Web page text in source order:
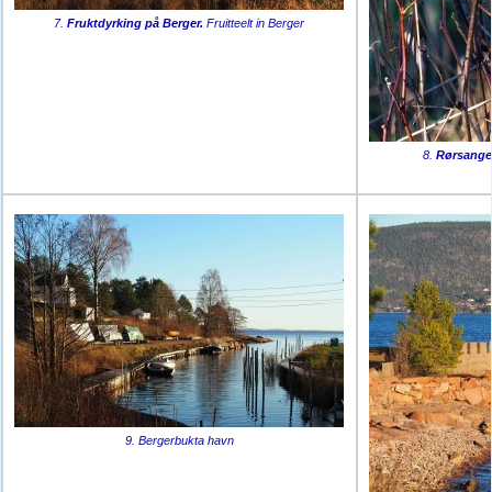
7.Fruktdyrking på Berger. Fruitteelt in Berger
8.
9. Bergerbukta havn